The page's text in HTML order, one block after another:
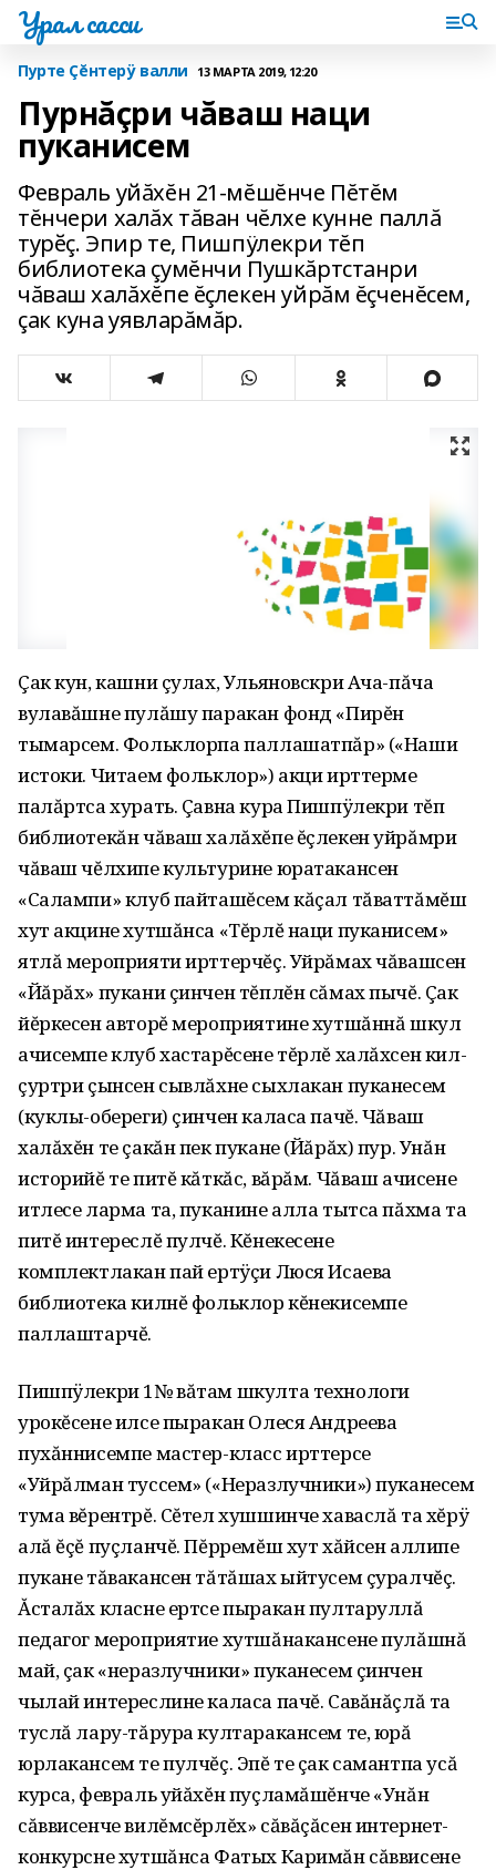
Урал сасси
Пурте Çĕнтерÿ валли 13 МАРТА 2019, 12:20
Пурнăçри чăваш наци
пуканисем
Февраль уйăхĕн 21-мĕшĕнче Пĕтĕм
тĕнчери халăх тăван чĕлхе кунне паллă
турӗç. Эпир те, Пишпÿлекри тĕп
библиотека çумĕнчи Пушкăртстанри
чăваш халăхĕпе ĕçлекен уйрăм ĕçченĕсем,
çак куна уявларăмăр.
Çак кун, кашни çулах, Ульяновскри Ача-пăча
вулавăшне пулăшу паракан фонд «Пирĕн
тымарсем. Фольклорпа паллашатпăр» («Наши
истоки. Читаем фольклор») акци ирттерме
палăртса хурать. Çавна кура Пишпÿлекри тĕп
библиотекăн чăваш халăхĕпе ĕçлекен уйрăмри
чăваш чĕлхипе культурине юратакансен
«Салампи» клуб пайташĕсем кăçал тăваттăмĕш
хут акцине хутшăнса «Тĕрлĕ наци пуканисем»
ятлă мероприяти ирттерчĕç. Уйрăмах чăвашсен
«Йăрăх» пукани çинчен тĕплĕн сăмах пычĕ. Çак
йĕркесен авторĕ мероприятине хутшăннă шкул
ачисемпе клуб хастарĕсене тĕрлĕ халăхсен кил-
çуртри çынсен сывлăхне сыхлакан пуканесем
(куклы-обереги) çинчен каласа пачĕ. Чăваш
халăхĕн те çакăн пек пукане (Йăрăх) пур. Унăн
историйĕ те питĕ кăткăс, вăрăм. Чăваш ачисене
итлесе ларма та‚ пуканине алла тытса пăхма та
питĕ интереслĕ пулчĕ. Кĕнекесене
комплектлакан пай ертÿçи Люся Исаева
библиотека килнĕ фольклор кĕнекисемпе
паллаштарчĕ.
Пишпÿлекри 1№ вăтам шкулта технологи
урокĕсене илсе пыракан Олеся Андреева
пухăннисемпе мастер-класс ирттерсе
«Уйрăлман туссем» («Неразлучники») пуканесем
тума вĕрентрĕ. Сĕтел хушшинче хаваслă та хĕрÿ
алă ĕçĕ пуçланчĕ. Пĕрремĕш хут хăйсен аллипе
пукане тăвакансен тăтăшах ыйтусем çуралчĕç.
Ăсталăх класне ертсе пыракан пултаруллă
педагог мероприятие хутшăнакансене пулăшнă
май, çак «неразлучники» пуканесем çинчен
чылай интереслине каласа пачĕ. Савăнăçлă та
туслă лару-тăрура култаракансем те‚ юрă
юрлакансем те пулчĕç. Эпĕ те çак самантпа усă
курса‚ февраль уйăхĕн пуçламăшĕнче «Унăн
сăввисенче вилĕмсĕрлĕх» сăвăçăсен интернет-
конкурсне хутшăнса Фатых Каримăн сăввисене